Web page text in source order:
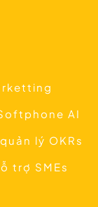
AI
lý OKRs
trợ SMEs